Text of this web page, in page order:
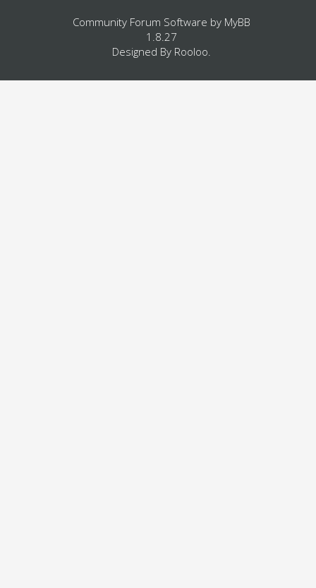
Community Forum Software by MyBB
1.8.27
Designed By Rooloo